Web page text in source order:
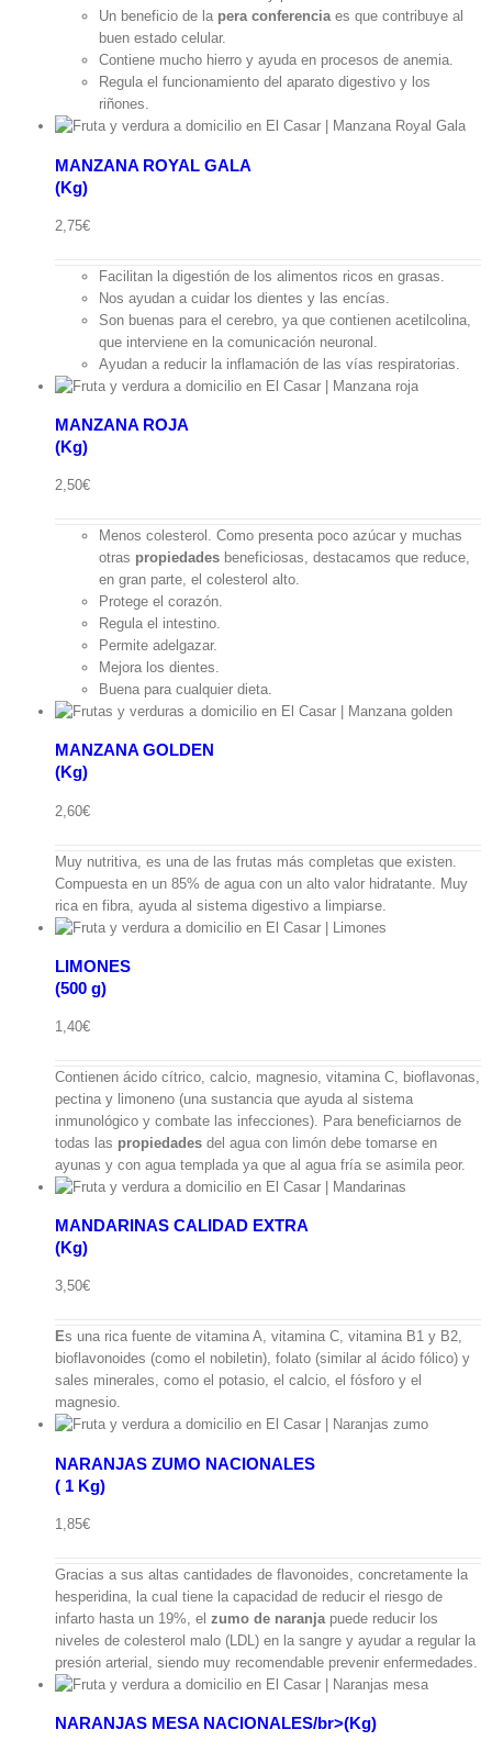
Un beneficio de la pera conferenciaes que contribuye al
buen estado celular.
Contiene mucho hierro y ayuda en procesos de anemia.
Regula el funcionamiento del aparato digestivo y los
riñones.
MANZANA ROYAL GALA
(Kg)
2,75€
Facilitan la digestión de los alimentos ricos en grasas.
Nos ayudan a cuidar los dientes y las encías.
Son buenas para el cerebro, ya que contienen acetilcolina,
que interviene en la comunicación neuronal.
Ayudan a reducir la inflamación de las vías respiratorias.
MANZANA ROJA
(Kg)
2,50€
Menos colesterol. Como presenta poco azúcar y muchas
otras propiedades beneficiosas, destacamos que reduce,
en gran parte, el colesterol alto.
Protege el corazón.
Regula el intestino.
Permite adelgazar.
Mejora los dientes.
Buena para cualquier dieta.
MANZANA GOLDEN
(Kg)
2,60€
Muy nutritiva, es una de las frutas más completas que existen.
Compuesta en un 85% de agua con un alto valor hidratante. Muy
rica en fibra, ayuda al sistema digestivo a limpiarse.
LIMONES
(500 g)
1,40€
Contienen ácido cítrico, calcio, magnesio, vitamina C, bioflavonas,
pectina y limoneno (una sustancia que ayuda al sistema
inmunológico y combate las infecciones). Para beneficiarnos de
todas las propiedades del agua con limón debe tomarse en
ayunas y con agua templada ya que al agua fría se asimila peor.
MANDARINAS CALIDAD EXTRA
(Kg)
3,50€
Es una rica fuente de vitamina A, vitamina C, vitamina B1 y B2,
bioflavonoides (como el nobiletin), folato (similar al ácido fólico) y
sales minerales, como el potasio, el calcio, el fósforo y el
magnesio.
NARANJAS ZUMO NACIONALES
( 1 Kg)
1,85€
Gracias a sus altas cantidades de flavonoides, concretamente la
hesperidina, la cual tiene la capacidad de reducir el riesgo de
infarto hasta un 19%, el zumo de naranja puede reducir los
niveles de colesterol malo (LDL) en la sangre y ayudar a regular la
presión arterial, siendo muy recomendable prevenir enfermedades.
NARANJAS MESA NACIONALES/br>(Kg)